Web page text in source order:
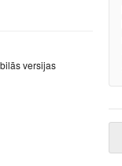
versijas